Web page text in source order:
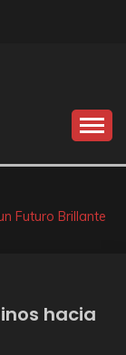
Futuro Brillante
hacia